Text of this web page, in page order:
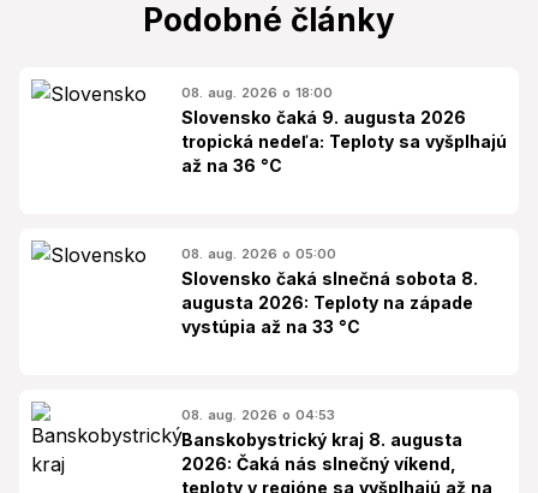
Podobné články
08. aug. 2026 o 18:00
Slovensko čaká 9. augusta 2026
tropická nedeľa: Teploty sa vyšplhajú
až na 36 °C
08. aug. 2026 o 05:00
Slovensko čaká slnečná sobota 8.
augusta 2026: Teploty na západe
vystúpia až na 33 °C
08. aug. 2026 o 04:53
Banskobystrický kraj 8. augusta
2026: Čaká nás slnečný víkend,
teploty v regióne sa vyšplhajú až na